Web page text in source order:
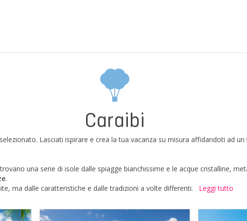
Caraibi
Lasciati ispirare e crea la tua vacanza su misura affidandoti ad
una serie di isole dalle spiagge bianchissime e le acque cristalline,
.
ma dalle caratteristiche e dalle tradizioni a volte differenti.
Leggi tutto